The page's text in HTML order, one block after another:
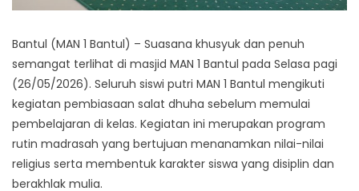
Bantul (MAN 1 Bantul) – Suasana khusyuk dan penuh
semangat terlihat di masjid MAN 1 Bantul pada Selasa pagi
(26/05/2026). Seluruh siswi putri MAN 1 Bantul mengikuti
kegiatan pembiasaan salat dhuha sebelum memulai
pembelajaran di kelas. Kegiatan ini merupakan program
rutin madrasah yang bertujuan menanamkan nilai-nilai
religius serta membentuk karakter siswa yang disiplin dan
berakhlak mulia.